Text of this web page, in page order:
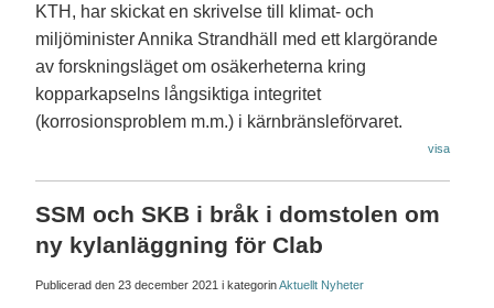
KTH, har skickat en skrivelse till klimat- och
miljöminister Annika Strandhäll med ett klargörande
av forskningsläget om osäkerheterna kring
kopparkapselns långsiktiga integritet
(korrosionsproblem m.m.) i kärnbränsleförvaret.
visa
SSM och SKB i bråk i domstolen om
ny kylanläggning för Clab
Publicerad den 23 december 2021 i kategorinAktuellt Nyheter